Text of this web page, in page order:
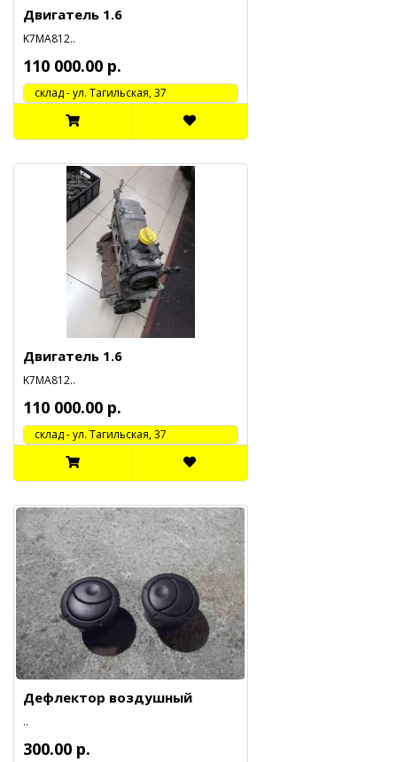
Двигатель 1.6
K7MA812..
110 000.00 р.
cклад - ул. Тагильская, 37
Двигатель 1.6
K7MA812..
110 000.00 р.
cклад - ул. Тагильская, 37
Дефлектор воздушный
..
300.00 р.